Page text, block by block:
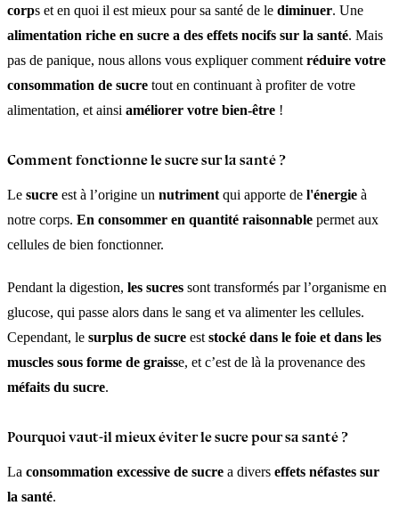
corps et en quoi il est mieux pour sa santé de le diminuer. Une
alimentation riche en sucre a des effets nocifs sur la santé. Mais
pas de panique, nous allons vous expliquer comment réduire votre
consommation de sucre tout en continuant à profiter de votre
alimentation, et ainsi améliorer votre bien-être !
Comment fonctionne le sucre sur la santé ?
Le sucre est à l’origine un nutriment qui apporte de l'énergie à
notre corps. En consommer en quantité raisonnable permet aux
cellules de bien fonctionner.
Pendant la digestion, les sucres sont transformés par l’organisme en
glucose, qui passe alors dans le sang et va alimenter les cellules.
Cependant, le surplus de sucre est stocké dans le foie et dans les
muscles sous forme de graisse, et c’est de là la provenance des
méfaits du sucre.
Pourquoi vaut-il mieux éviter le sucre pour sa santé ?
La consommation excessive de sucre a divers effets néfastes sur
la santé.